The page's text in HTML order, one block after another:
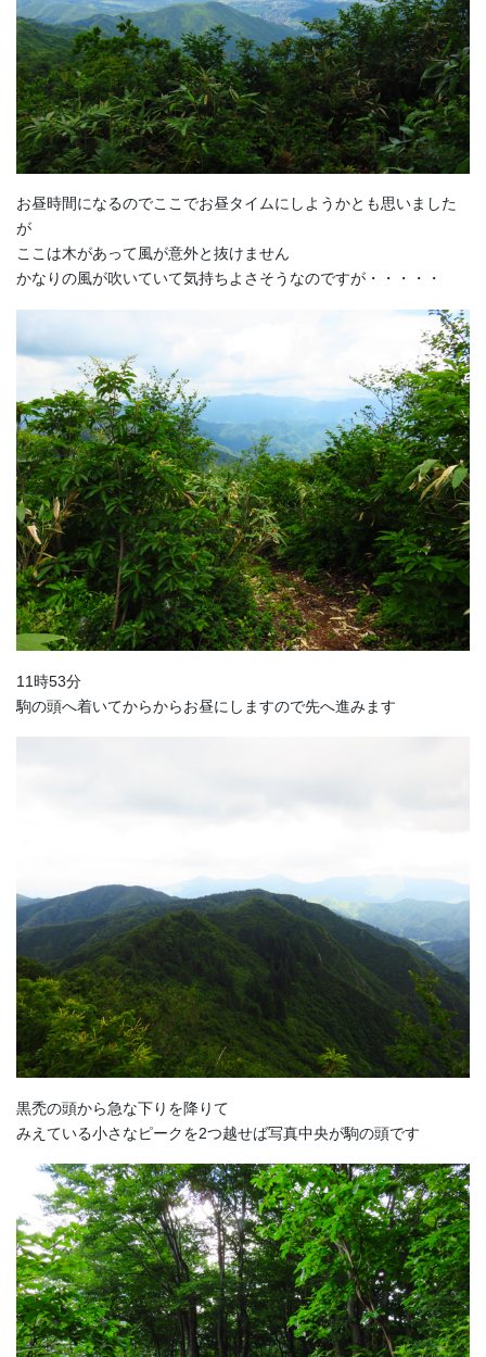
お昼時間になるのでここでお昼タイムにしようかとも思いました
が
ここは木があって風が意外と抜けません
かなりの風が吹いていて気持ちよさそうなのですが・・・・・
11時53分
駒の頭へ着いてからからお昼にしますので先へ進みます
黒禿の頭から急な下りを降りて
みえている小さなピークを2つ越せば写真中央が駒の頭です